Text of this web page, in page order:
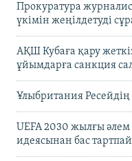
Прокуратура
үкімін жеңілдетуді
АҚШ Кубаға қару
ұйымдарға санкция
Ұлыбритания
UEFA 2030 жылғы
идеясынан бас